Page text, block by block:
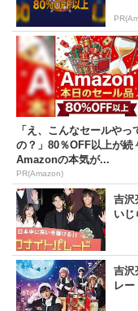
「え、こんなセールやっ
の？」80％OFF以上が続
Amazonの本気が...
PR(Amazon)
吉沢
いじ
吉沢
レ